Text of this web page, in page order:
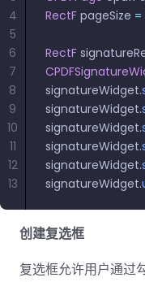
RectF pageSize =
RectF
signatureWidget.
signatureWidget.
signatureWidget.
signatureWidget.
signatureWidget.
signatureWidget.
4
5
6
7
8
9
10
11
12
13
创建复选框
复选框允许用户通过